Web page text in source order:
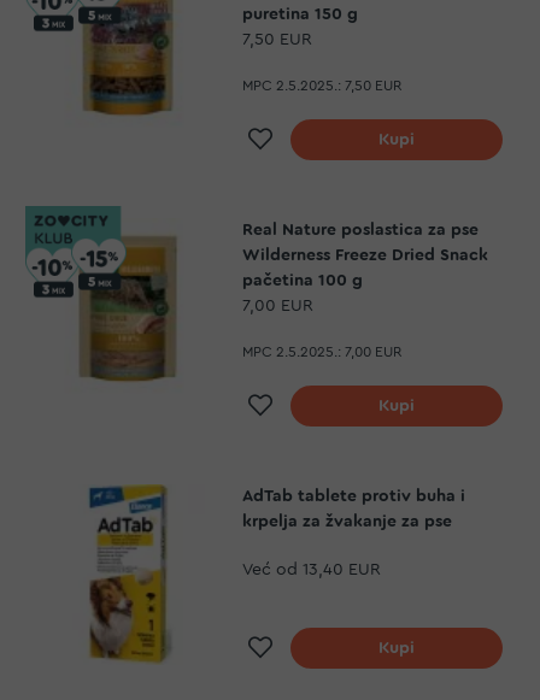
puretina 150 g
7,50 EUR
MPC 2.5.2025.: 7,50 EUR
Dodaj na listu želja
Kupi
Real Nature poslastica za pse
Wilderness Freeze Dried Snack
pačetina 100 g
7,00 EUR
MPC 2.5.2025.: 7,00 EUR
Dodaj na listu želja
Kupi
AdTab tablete protiv buha i
krpelja za žvakanje za pse
Već od 13,40 EUR
Dodaj na listu želja
Kupi